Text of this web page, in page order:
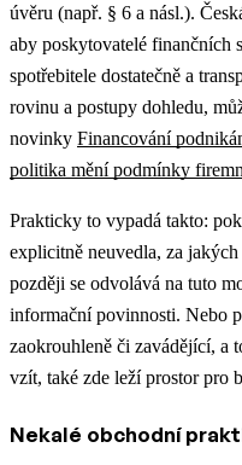
úvěru (např. § 6 a násl.).
aby poskytovatelé finančních
spotřebitele dostatečně a
rovinu a postupy dohledu,
novinky Financování
politika mění podmínky
Prakticky to vypadá takto:
explicitně neuvedla, za
později se odvolává na tuto
informační povinnosti. Nebo
zaokrouhleně či zavádějící, a
vzít, také zde leží prostor pro
Nekalé obchodní